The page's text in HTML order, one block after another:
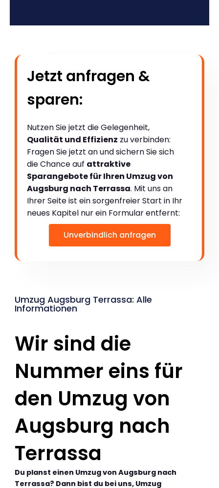
Jetzt anfragen &
sparen:
Nutzen Sie jetzt die Gelegenheit,
Qualität und Effizienz zu verbinden:
Fragen Sie jetzt an und sichern Sie sich
die Chance auf attraktive
Sparangebote für Ihren Umzug von
Augsburg nach Terrassa. Mit uns an
Ihrer Seite ist ein sorgenfreier Start in Ihr
neues Kapitel nur ein Formular entfernt:
Unverbindlich anfragen
Umzug Augsburg Terrassa: Alle
Informationen
Wir sind die
Nummer eins für
den Umzug von
Augsburg nach
Terrassa
Du planst einen Umzug von Augsburg nach
Terrassa? Dann bist du bei uns, Umzug